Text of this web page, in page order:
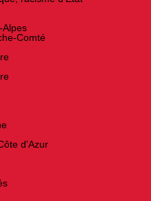
Alpes
Comté
d'Azur